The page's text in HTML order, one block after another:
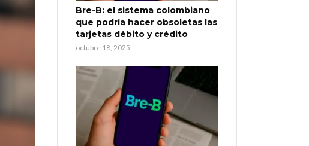
Bre-B: el sistema colombiano
que podría hacer obsoletas las
tarjetas débito y crédito
octubre 18, 2025